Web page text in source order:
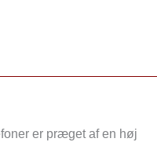
er præget af en høj